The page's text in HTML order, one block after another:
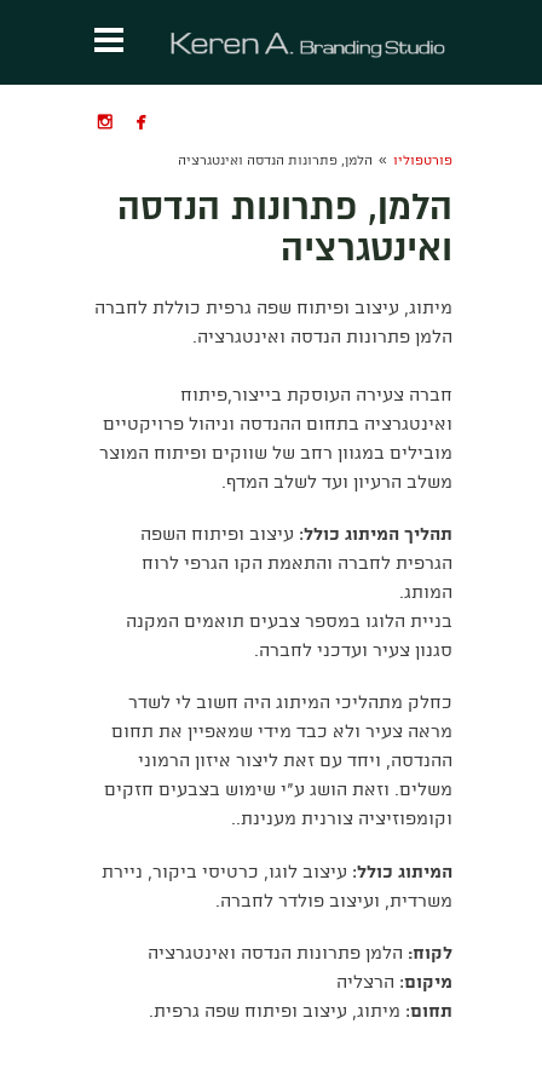


פורטפוליו » הלמן, פתרונות הנדסה ואינטגרציה
הלמן, פתרונות הנדסה
ואינטגרציה
מיתוג, עיצוב ופיתוח שפה גרפית כוללת לחברה
הלמן פתרונות הנדסה ואינטגרציה.
חברה צעירה העוסקת בייצור,פיתוח
ואינטגרציה בתחום ההנדסה וניהול פרויקטיים
מובילים במגוון רחב של שווקים ופיתוח המוצר
משלב הרעיון ועד לשלב המדף.
תהליך המיתוג כולל: עיצוב ופיתוח השפה
הגרפית לחברה והתאמת הקו הגרפי לרוח
המותג.
בניית הלוגו במספר צבעים תואמים המקנה
סגנון צעיר ועדכני לחברה.
כחלק מתהליכי המיתוג היה חשוב לי לשדר
מראה צעיר ולא כבד מידי שמאפיין את תחום
ההנדסה, ויחד עם זאת ליצור איזון הרמוני
משלים. וזאת הושג ע"י שימוש בצבעים חזקים
וקומפוזיציה צורנית מענינת..
המיתוג כולל: עיצוב לוגו, כרטיסי ביקור, ניירת
משרדית, ועיצוב פולדר לחברה.
לקוח: הלמן פתרונות הנדסה ואינטגרציה
מיקום: הרצליה
תחום: מיתוג, עיצוב ופיתוח שפה גרפית.